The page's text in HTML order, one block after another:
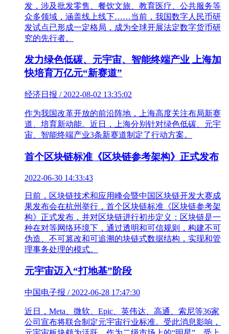
发，涉及批发零售、餐饮文旅、教育医疗、公共服务等
众多领域，涵盖线上线下……当前，我国数字人民币研
发试点已形成一定格局，成为全球开展法定数字货币研
究的先行者。
发力绿色低碳、元宇宙、智能终端产业 上海加
快培育万亿元“新赛道”
经济日报 / 2022-08-02 13:35:02
作为我国改革开放的前沿阵地，上海高度关注布局新赛
道、培育新动能。近日，上海分别针对绿色低碳、元宇
宙、智能终端产业3条新赛道制定了行动方案。
首个区块链标准《区块链参考架构》正式发布
2022-06-30 14:33:43
日前，区块链技术和应用峰会暨中国区块链开发大赛成
果发布会在杭州举行，首个区块链标准《区块链参考架
构》正式发布，并对区块链进行初步定义：区块链是一
种在对等网络环境下，通过透明和可信规则，构建不可
伪造、不可篡改和可追溯的块链式数据结构，实现和管
理事务处理的模式。
元宇宙迈入“打地基”阶段
中国电子报 / 2022-06-28 17:47:30
近日，Meta、微软、Epic、英伟达、高通、索尼等36家
公司宣布将联合制定元宇宙行业标准。受此消息影响，